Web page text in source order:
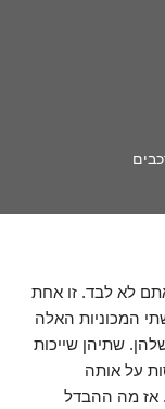
אתם לא לבד. זו אחת
המכוניות האלה
שתיהן שייכות
על אותה
אז מה ההבדל